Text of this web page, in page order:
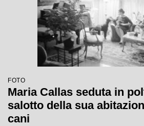
FOTO
Maria Callas seduta in
salotto della sua
cani